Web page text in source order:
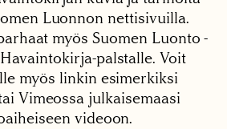
Luonnon nettisivuilla.
myös Suomen Luonto -
palstalle. Voit
myös linkin esimerkiksi
Vimeossa julkaisemaasi
videoon.